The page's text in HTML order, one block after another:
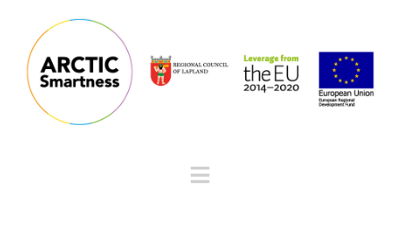
Navigation